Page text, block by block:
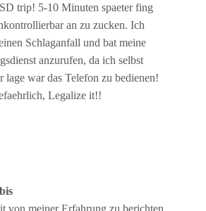
trip! 5-10 Minuten spaeter fing
an zu zucken. Ich
Schlaganfall und bat meine
anzurufen, da ich selbst
lage war das Telefon zu bedienen!
Legalize it!!